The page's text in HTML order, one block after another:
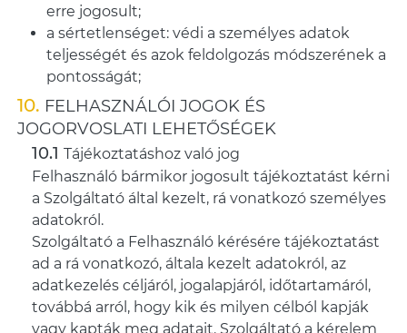
erre jogosult;
a sértetlenséget: védi a személyes adatok
teljességét és azok feldolgozás módszerének a
pontosságát;
FELHASZNÁLÓI JOGOK ÉS
JOGORVOSLATI LEHETŐSÉGEK
Tájékoztatáshoz való jog
Felhasználó bármikor jogosult tájékoztatást kérni
a Szolgáltató által kezelt, rá vonatkozó személyes
adatokról.
Szolgáltató a Felhasználó kérésére tájékoztatást
ad a rá vonatkozó, általa kezelt adatokról, az
adatkezelés céljáról, jogalapjáról, időtartamáról,
továbbá arról, hogy kik és milyen célból kapják
vagy kapták meg adatait. Szolgáltató a kérelem